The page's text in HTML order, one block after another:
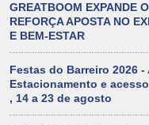
GREATBOOM EXPANDE
REFORÇA APOSTA NO
E BEM-ESTAR
Festas do Barreiro 2026
Estacionamento e
, 14 a 23 de agosto